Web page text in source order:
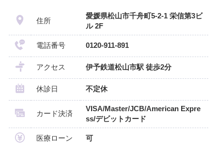
住所
愛媛県松山市千舟町5-2-1 栄信第3ビ
ル 2F
電話番号 0120-911-891
アクセス 伊予鉄道松山市駅 徒歩2分
休診日 不定休
カード決済
VISA/Master/JCB/American Expre
ss/デビットカード
医療ローン 可